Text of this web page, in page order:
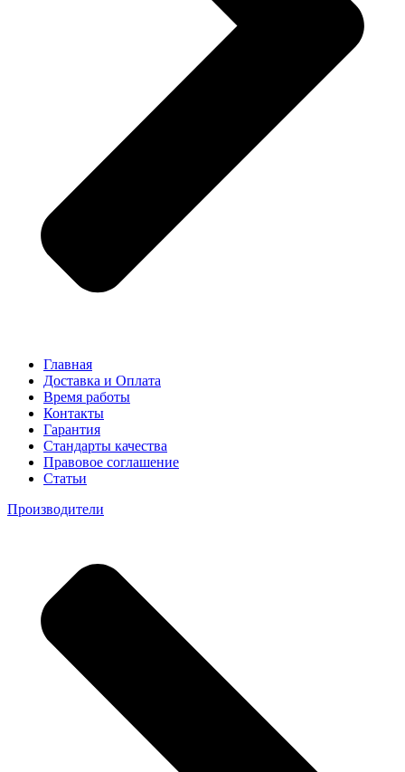
Главная
Доставка и Оплата
Время работы
Контакты
Гарантия
Стандарты качества
Правовое соглашение
Статьи
Производители